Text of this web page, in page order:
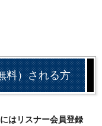
料）される方
はリスナー会員登録